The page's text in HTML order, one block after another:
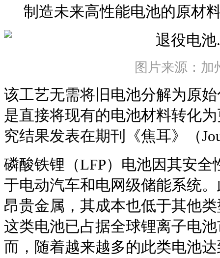
制造未来高性能电池的原材
图片来源：加
该工艺无需将旧电池分解为原
是直接将现有的电池材料转化
究结果发表在期刊《焦耳》（
磷酸铁锂（LFP）电池因其安
于电动汽车和电网级储能系统
昂贵金属，其成本也低于其他
这类电池已占据全球锂离子电
而，随着越来越多的此类电池